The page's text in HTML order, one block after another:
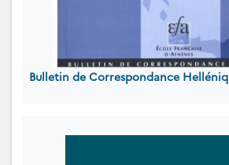
Bulletin de Correspondance